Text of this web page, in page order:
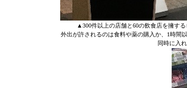
▲300件以上の店舗と60の飲食店を擁す
外出が許されるのは食料や薬の購入か、1時間
同時に入